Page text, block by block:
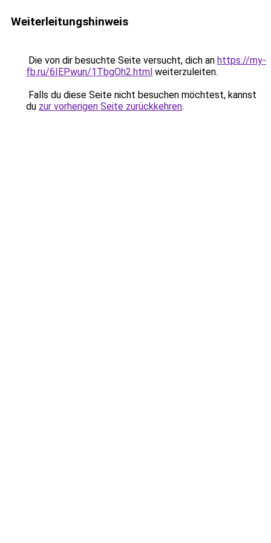
Weiterleitungshinweis
Die von dir besuchte Seite versucht, dich an https://my-
fb.ru/6IEPwun/1TbgOh2.html weiterzuleiten.
Falls du diese Seite nicht besuchen möchtest, kannst
du zur vorherigen Seite zurückkehren.